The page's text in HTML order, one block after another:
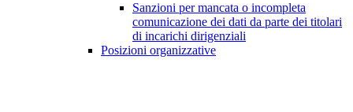
Sanzioni per mancata o incompleta
comunicazione dei dati da parte dei titolari
di incarichi dirigenziali
Posizioni organizzative